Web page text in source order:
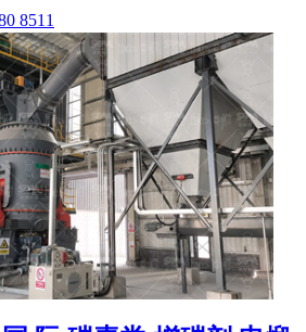
8511